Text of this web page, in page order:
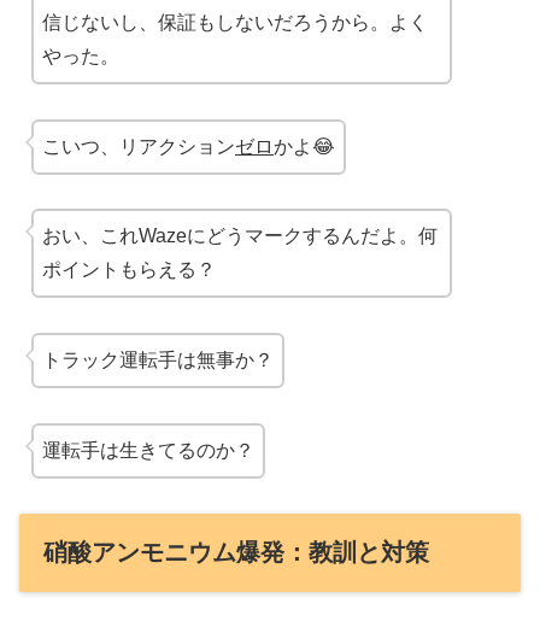
信じないし、保証もしないだろうから。よく
やった。
こいつ、リアクションゼロかよ😂
おい、これWazeにどうマークするんだよ。何
ポイントもらえる？
トラック運転手は無事か？
運転手は生きてるのか？
硝酸アンモニウム爆発：教訓と対策